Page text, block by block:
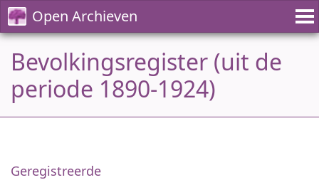
Open Archieven
Bevolkingsregister (uit de
periode 1890-1924)
Geregistreerde